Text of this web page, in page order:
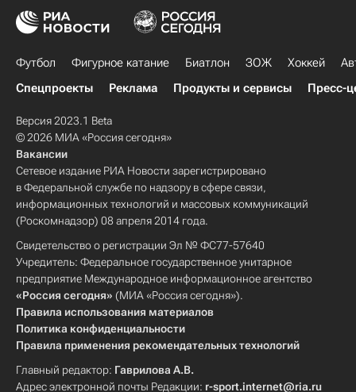
Футбол Фигурное катание Биатлон ЗОЖ Хоккей
Спецпроекты
Реклама Продукты и сервисы Пресс-
Версия 2023.1 Beta
© 2026 МИА «Россия сегодня»
Вакансии
Сетевое издание РИА Новости зарегистрировано
в Федеральной службе по надзору в сфере связи,
информационных технологий и массовых коммуникаций
(Роскомнадзор) 08 апреля 2014 года.
Свидетельство о регистрации Эл № ФС77-57640
Учредитель: Федеральное государственное унитарное
предприятие Международное информационное агентство
«Россия сегодня» (МИА «Россия сегодня»).
Правила использования материалов
Политика конфиденциальности
Правила применения рекомендательных технологий
Главный редактор: Гаврилова А.В.
Адрес электронной почты Редакции: r-sport.internet@ria.ru